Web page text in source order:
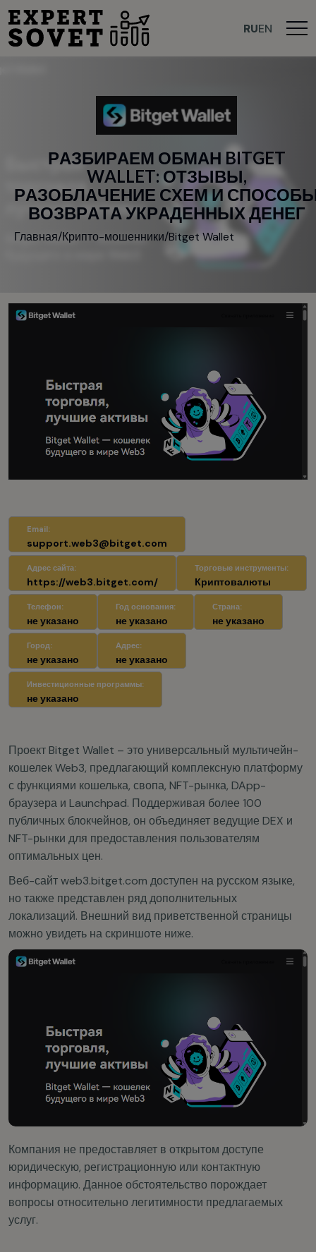
RUEN
РАЗБИРАЕМ ОБМАН BITGET
WALLET: ОТЗЫВЫ,
РАЗОБЛАЧЕНИЕ СХЕМИ СПОСОБ
ВОЗВРАТАУКРАДЕННЫХ ДЕНЕГ
Главная/Крипто-мошенники/Bitget Wallet
Телефон:
не указано
Год основания:
не указано
Страна:
не указано
Город:
не указано
Адрес:
не указано
Email:
support.web3@bitget.com
Адрес сайта:
https://web3.bitget.com/
Торговые инструменты:
Криптовалюты
Инвестиционные программы:
не указано
Проект Bitget Wallet – это универсальный мультичейн-
кошелек Web3, предлагающий комплексную платформу
с функциями кошелька, свопа, NFT-рынка, DApp-
браузера и Launchpad. Поддерживая более 100
публичных блокчейнов, он объединяет ведущие DEX и
NFT-рынки для предоставления пользователям
оптимальных цен.
Веб-сайт web3.bitget.com доступен на русском языке,
но также представлен ряд дополнительных
локализаций. Внешний вид приветственной страницы
можно увидеть на скриншоте ниже.
Компания не предоставляет в открытом доступе
юридическую, регистрационную или контактную
информацию. Данное обстоятельство порождает
вопросы относительно легитимности предлагаемых
услуг.